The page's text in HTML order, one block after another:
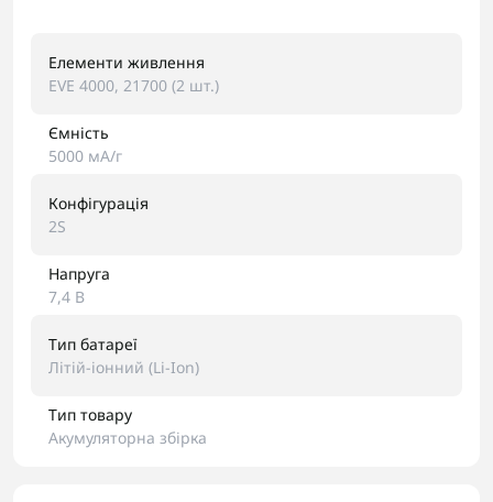
Елементи живлення
EVE 4000, 21700 (2 шт.)
Ємність
5000 мА/г
Конфігурація
2S
Напруга
7,4 В
Тип батареї
Літій-іонний (Li-Ion)
Тип товару
Акумуляторна збірка